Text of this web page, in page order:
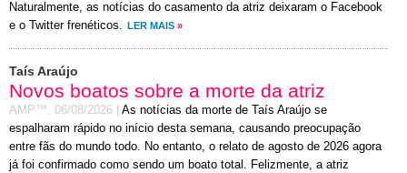
Naturalmente, as notícias do casamento da atriz deixaram o Facebook
e o Twitter frenéticos.
LER MAIS »
Taís Araújo
Novos boatos sobre a morte da atriz
AMP™, 06/08/2026
As notícias da morte de Taís Araújo se
espalharam rápido no início desta semana, causando preocupação
entre fãs do mundo todo. No entanto, o relato de agosto de 2026 agora
já foi confirmado como sendo um boato total. Felizmente, a atriz